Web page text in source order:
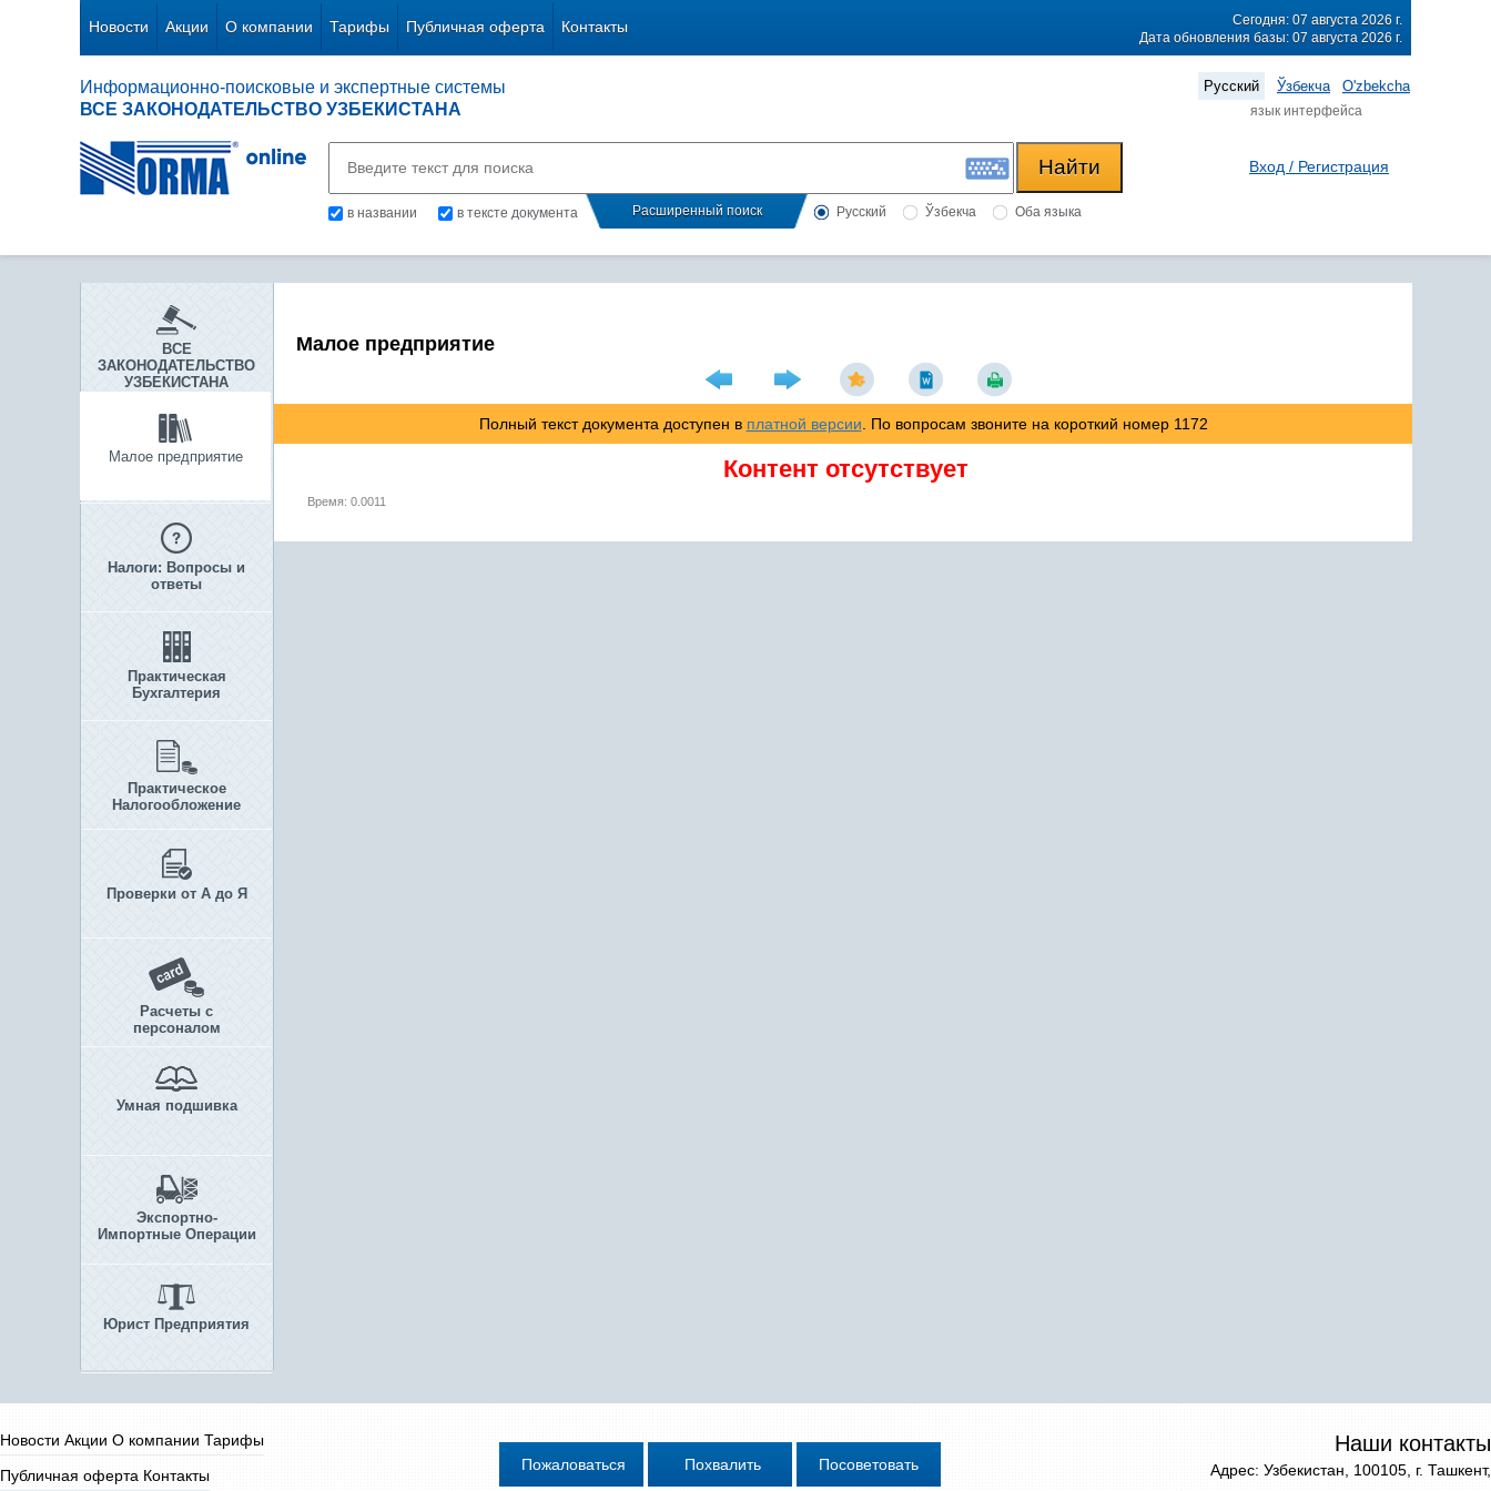
Новости Акции О компании Тарифы Публичная оферта Контакты
Сегодня: 07 августа 2026 г.
Дата обновления базы: 07 августа 2026 г.
Информационно-поисковые и экспертные системы
ВСЕ ЗАКОНОДАТЕЛЬСТВО УЗБЕКИСТАНА
Русский Ўзбекча O'zbekcha
язык интерфейса
в названии в тексте документа Расширенный поиск Русский Ўзбекча Оба языка
Вход / Регистрация
ВСЕ
ЗАКОНОДАТЕЛЬСТВО
УЗБЕКИСТАНА
Малое предприятие
Налоги: Вопросы и
ответы
Практическая
Бухгалтерия
Практическое
Налогообложение
Проверки от А до Я
Расчеты с
персоналом
Умная подшивка
Экспортно-
Импортные Операции
Юрист Предприятия
Малое предприятие
Полный текст документа доступен в платной версии . По вопросам звоните на короткий номер 1172
Контент отсутствует
Время: 0.0011
Новости Акции О компании Тарифы
Публичная оферта Контакты
Наши контакты
Адрес: Узбекистан, 100105, г. Ташкент,